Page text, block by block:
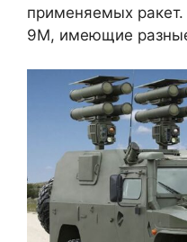
применяемых
9М, имеющие